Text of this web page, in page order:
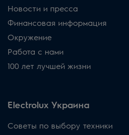
Новости и пресса
Финансовая информация
Окружение
Работа с нами
100 лет лучшей жизни
Electrolux Украина
Советы по выбору техники